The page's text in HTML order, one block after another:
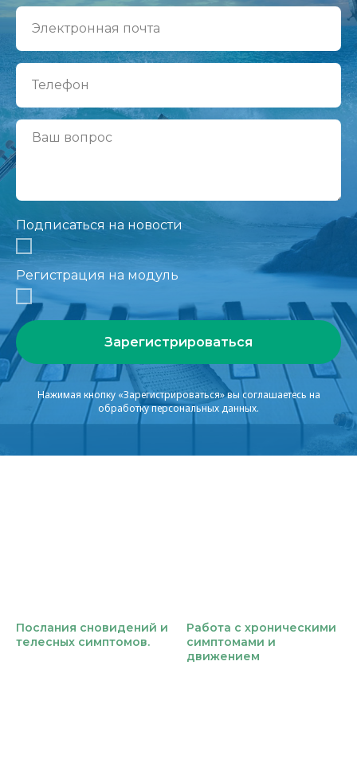
Подписаться на новости
Регистрация на модуль
Зарегистрироваться
Нажимая кнопку «Зарегистрироваться» вы соглашаетесь на
обработку персональных данных.
Послания сновидений и
телесных симптомов.
Работа с хроническими
симптомами и
движением